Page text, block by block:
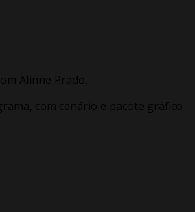
Alinne Prado.
com cenário e pacote gráfico